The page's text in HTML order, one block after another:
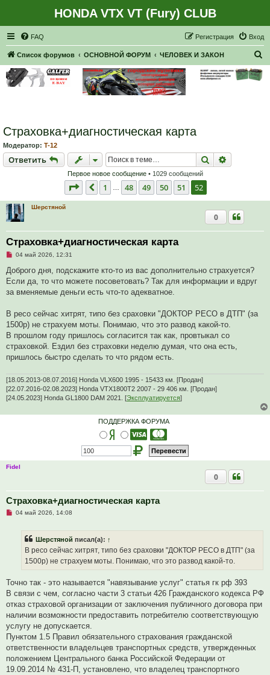
HONDA VTX VT (Fury) CLUB
FAQ Вход
Регистрация
Список форумов ОСНОВНОЙ ФОРУМ ЧЕЛОВЕК И ЗАКОН
Страховка+диагностическая карта
Модератор: T-12
Ответить
Ответить Поиск
Первое новое сообщение• 1029 сообщений
Страница 52из 52
Пред.
1 48 49 50 51 52
Шерстяной
Страховка+диагностическая карта
0
Н
п
о
ч
а
н
н
о
с
о
щ
н
и
04 май 2026, 12:31
Доброго дня, подскажите кто-то из вас дополнительно страхуется?
Если да, то что можете посоветовать? Так для информации и вдруг
за вменяемые деньги есть что-то адекватное.
В ресо сейчас хитрят, типо без сраховки "ДОКТОР РЕСО в ДТП" (за
1500р) не страхуем моты. Понимаю, что это развод какой-то.
В прошлом году пришлось согласится так как, провтыкал со
страховкой. Ездил без страховки неделю думая, что она есть,
пришлось быстро сделать то что рядом есть.
[18.05.2013-08.07.2016] Honda VLX600 1995 - 15433 км. [Продан]
[22.07.2016-02.08.2023] Honda VTX1800T2 2007 - 29 406 км. [Продан]
[24.05.2023] Honda GL1800 DAM 2021. [Эксплуатируется]
ПОДДЕРЖКА ФОРУМА
Fidel
Страховка+диагностическая карта
0
Н
н
о
с
о
б
щ
е
н
и
04 май 2026, 14:08
Шерстяной писал(а): ↑
В ресо сейчас хитрят, типо без сраховки "ДОКТОР РЕСО в ДТП" (за
1500р) не страхуем моты. Понимаю, что это развод какой-то.
Точно так - это называется "навязывание услуг" статья гк рф 393
В связи с чем, согласно части 3 статьи 426 Гражданского кодекса РФ
отказ страховой организации от заключения публичного договора при
наличии возможности предоставить потребителю соответствующую
услугу не допускается.
Пунктом 1.5 Правил обязательного страхования гражданской
ответственности владельцев транспортных средств, утвержденных
положением Центрального банка Российской Федерации от
19.09.2014 № 431-П, установлено, что владелец транспортного